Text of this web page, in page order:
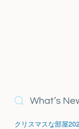
What’s
クリスマスな部屋